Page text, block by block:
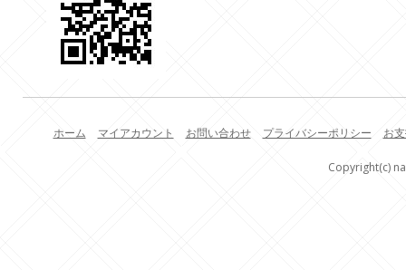
ホーム マイアカウント お問い合わせ プライバシーポリシー お
Copyright(c)